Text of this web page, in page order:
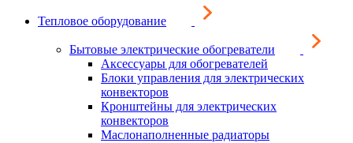
Тепловое оборудование
Бытовые электрические обогреватели
Аксессуары для обогревателей
Блоки управления для электрических
конвекторов
Кронштейны для электрических
конвекторов
Маслонаполненные радиаторы